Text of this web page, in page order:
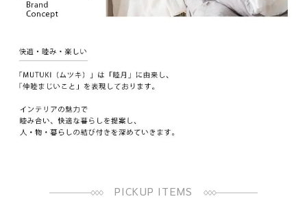
PICKUP ITEMS